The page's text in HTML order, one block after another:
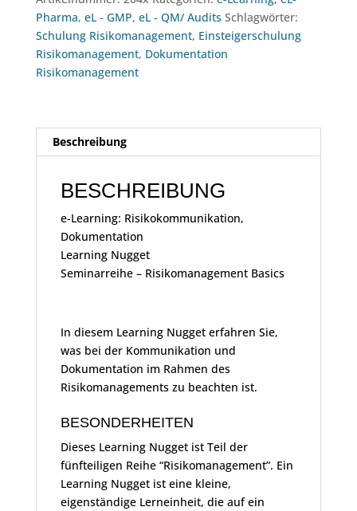
Pharma, eL - GMP, eL - QM/ Audits Schlagwörter:
Schulung Risikomanagement, Einsteigerschulung
Risikomanagement, Dokumentation
Risikomanagement
Beschreibung
BESCHREIBUNG
e-Learning: Risikokommunikation,
Dokumentation
Learning Nugget
Seminarreihe – Risikomanagement Basics
In diesem Learning Nugget erfahren Sie,
was bei der Kommunikation und
Dokumentation im Rahmen des
Risikomanagements zu beachten ist.
BESONDERHEITEN
Dieses Learning Nugget ist Teil der
fünfteiligen Reihe “Risikomanagement”. Ein
Learning Nugget ist eine kleine,
eigenständige Lerneinheit, die auf ein